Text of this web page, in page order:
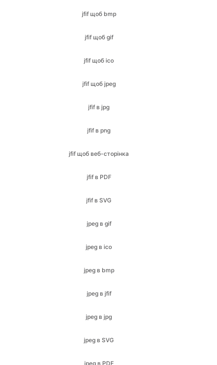
jfif щоб ico
jfif щоб jpeg
jfif в jpg
jfif в png
jfif щоб веб-сторінка
jfif в PDF
jpeg в gif
jpeg в ico
jpeg в bmp
jpeg в jfif
jpeg в jpg
jpeg в SVG
jpeg в PDF
jpeg в png